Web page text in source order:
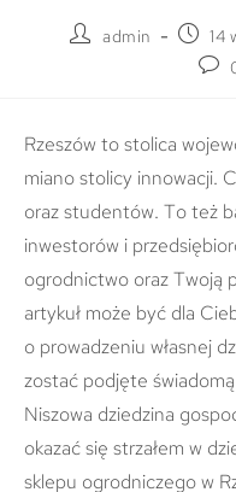
admin 14
Rzeszów to stolica
miano stolicy innowacji.
oraz studentów. To też
inwestorów i
ogrodnictwo oraz Twoją
artykuł może być dla
o prowadzeniu własnej
zostać podjęte
Niszowa dziedzina
okazać się strzałem w
sklepu ogrodniczego w